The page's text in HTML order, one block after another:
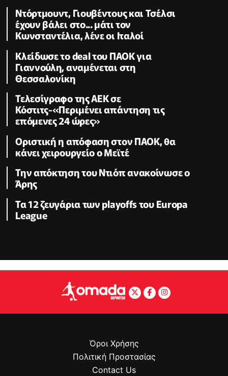
Ντόρτμουντ, Γιουβέντους και Τσέλσι
έχουν βάλει στο... μάτι τον
Κωνσταντέλια, λένε οι Ιταλοί
Κλείδωσε το deal του ΠΑΟΚ για
Γιαννούλη, αναμένεται στη
Θεσσαλονίκη
Τελεσίγραφο της ΑΕΚ σε
Κόστιτς-«Περιμένει απάντηση τις
επόμενες 24 ώρες»
Οριστική η απόφαση στον ΠΑΟΚ, θα
κάνει χειρουργείο ο Μεϊτέ
Την απόκτηση του Ντιόπ ανακοίνωσε ο
Άρης
Τα 12 ζευγάρια των playoffs του Europa
League
Όροι Χρήσης
Πολιτική Προστασίας
Contact Us